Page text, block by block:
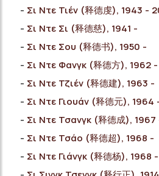
Σι Ντε Τιέν (释德虔), 1943 -
Σι Ντε Σι (释德慈), 1941 -
Σι Ντε Σου (释德书), 1950 -
Σι Ντε Φανγκ (释德方), 1962
Σι Ντε Τζιέν (释德建), 1963 -
Σι Ντε Γιουάν (释德元), 1964
Σι Ντε Τσανγκ (释德成), 1967
Σι Ντε Τσάο (释德超), 1968 -
Σι Ντε Γιάνγκ (释德杨), 1968 -